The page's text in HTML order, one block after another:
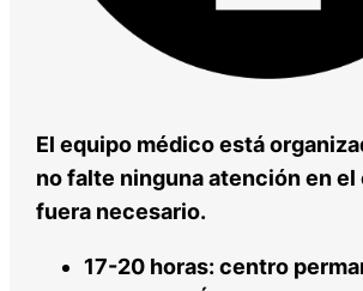
El equipo médico está
no falte ninguna atención en el
fuera necesario.
17-20 horas: centro